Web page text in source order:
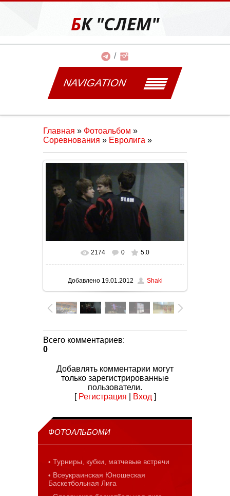
БК "СЛЕМ"
NAVIGATION
Главная » Фотоальбом »
Соревнования » Евролига »
В реальном размере 1600x900
2174 0 5.0
Добавлено19.01.2012 Shaki
Всего комментариев:
0
Добавлять комментарии могут
только зарегистрированные
пользователи.
[ Регистрация Вход ]
ФОТОАЛЬБОМИ
Турниры, кубки, матчевые встречи
Всеукраинская Юношеская
Баскетбольная Лига